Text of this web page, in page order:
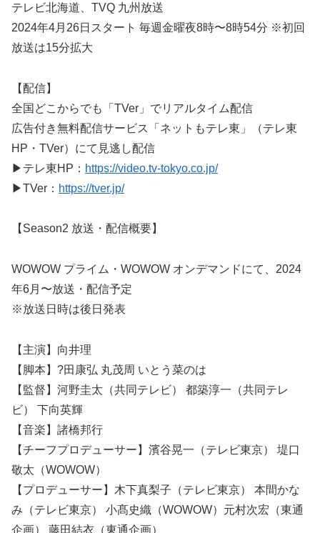
テレビ北海道、TVQ 九州放送
2024年4月26日スタート 毎週金曜夜8時〜8時54分 ※初回
放送は15分拡大
【配信】
全国どこからでも「TVer」でリアルタイム配信
広告付き無料配信サービス「ネットもテレ東」（テレ東
HP・TVer）にて見逃し配信
▶テレ東HP： https://video.tv-tokyo.co.jp/
▶TVer： https://tver.jp/
【Season2 放送・配信概要】
WOWOW プライム・WOWOW オンデマンドにて、2024
年6月〜放送・配信予定
※放送日時は後日発表
【主演】向井理
【脚本】?田康弘 丸茂周 いとう菜のは
【監督】河野圭太（共同テレビ） 都築淳一（共同テレ
ビ） 下向英輝
【音楽】諸橋邦行
【チーフプロデューサー】濱谷晃一（テレビ東京） 堤口
敬太（WOWOW）
【プロデューサー】木下真梨子（テレビ東京） 本間かな
み（テレビ東京） 小髙史織（WOWOW）元村次宏（東通
企画） 藤田結衣（東通企画）